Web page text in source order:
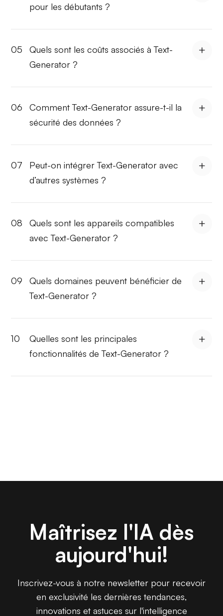
pour les débutants ?
05
Quels sont les coûts associés à Text-
Generator ?
06
Comment Text-Generator assure-t-il la
sécurité des données ?
07
Peut-on intégrer Text-Generator avec
d’autres systèmes ?
08
Quels sont les appareils compatibles
avec Text-Generator ?
09
Quels domaines peuvent bénéficier de
Text-Generator ?
10
Quelles sont les principales
fonctionnalités de Text-Generator ?
Maîtrisez l'IA dès
aujourd'hui!
Inscrivez-vous à notre newsletter pour recevoir
en exclusivité les dernières tendances,
innovations et astuces sur l'intelligence